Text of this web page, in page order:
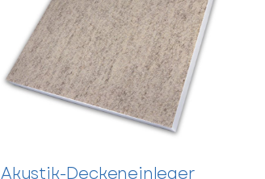
Akustik-Deckeneinleger